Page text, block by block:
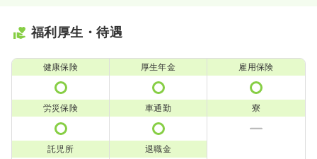
福利厚生・待遇
健康保険 厚生年金 雇用保険
労災保険 車通勤 寮
託児所 退職金